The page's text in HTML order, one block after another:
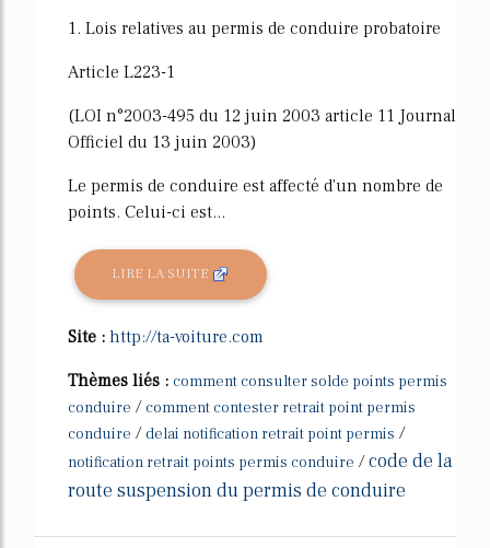
1. Lois relatives au permis de conduire probatoire
Article L223-1
(LOI n°2003-495 du 12 juin 2003 article 11 Journal
Officiel du 13 juin 2003)
Le permis de conduire est affecté d'un nombre de
points. Celui-ci est...
LIRE LA SUITE
Site : http://ta-voiture.com
Thèmes liés : comment consulter solde points permis
conduire / comment contester retrait point permis
conduire / delai notification retrait point permis /
notification retrait points permis conduire /code de la
route suspension du permis de conduire